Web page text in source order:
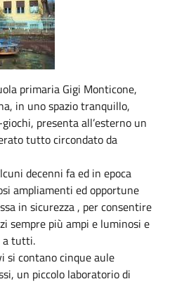
primaria Gigi Monticone,
in uno spazio tranquillo,
presenta all’esterno un
tutto circondato da
decenni fa ed in epoca
ampliamenti ed opportune
in sicurezza , per consentire
sempre più ampi e luminosi e
a tutti.
si contano cinque aule
un piccolo laboratorio di